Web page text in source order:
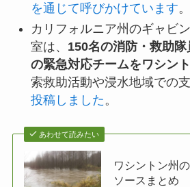
を通じて呼びかけています。
カリフォルニア州のギャビ
室は、 150名の消防・救助
の緊急対応チームをワシン
索救助活動や浸水地域での
投稿しました。
あわせて読みたい
ワシントン州
ソースまとめ